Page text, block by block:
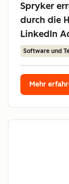
Spryker
durch die
LinkedIn
Software und
Mehr